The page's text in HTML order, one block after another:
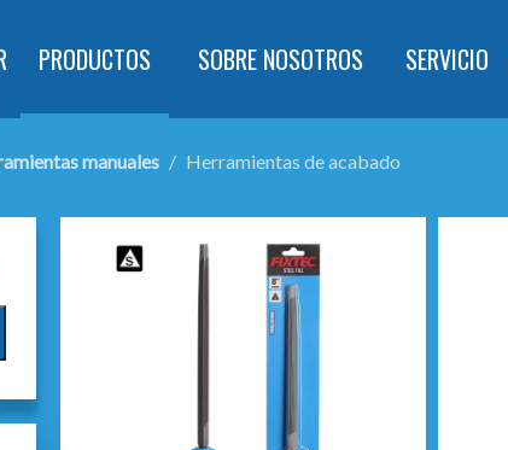
PRODUCTOS SOBRE NOSOTROS SERVICIO
manuales / Herramientas de acabado